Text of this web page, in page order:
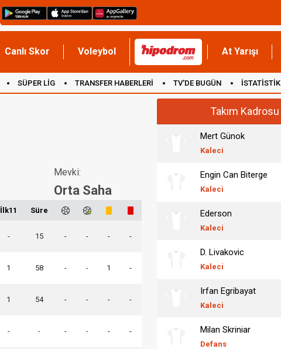
Canlı Skor Voleybol At Yarışı
SÜPER LİG TRANSFER HABERLERİ TV'DE BUGÜN İSTATİSTİK
Mevki:
Orta Saha
İlk11 Süre
- 15 - - - -
1 58 - - 1 -
1 54 - - - -
- - - - - -
Takım Kadrosu
Mert Günok
Kaleci
Engin Can Biterge
Kaleci
Ederson
Kaleci
D. Livakovic
Kaleci
Irfan Egribayat
Kaleci
Milan Skriniar
Defans